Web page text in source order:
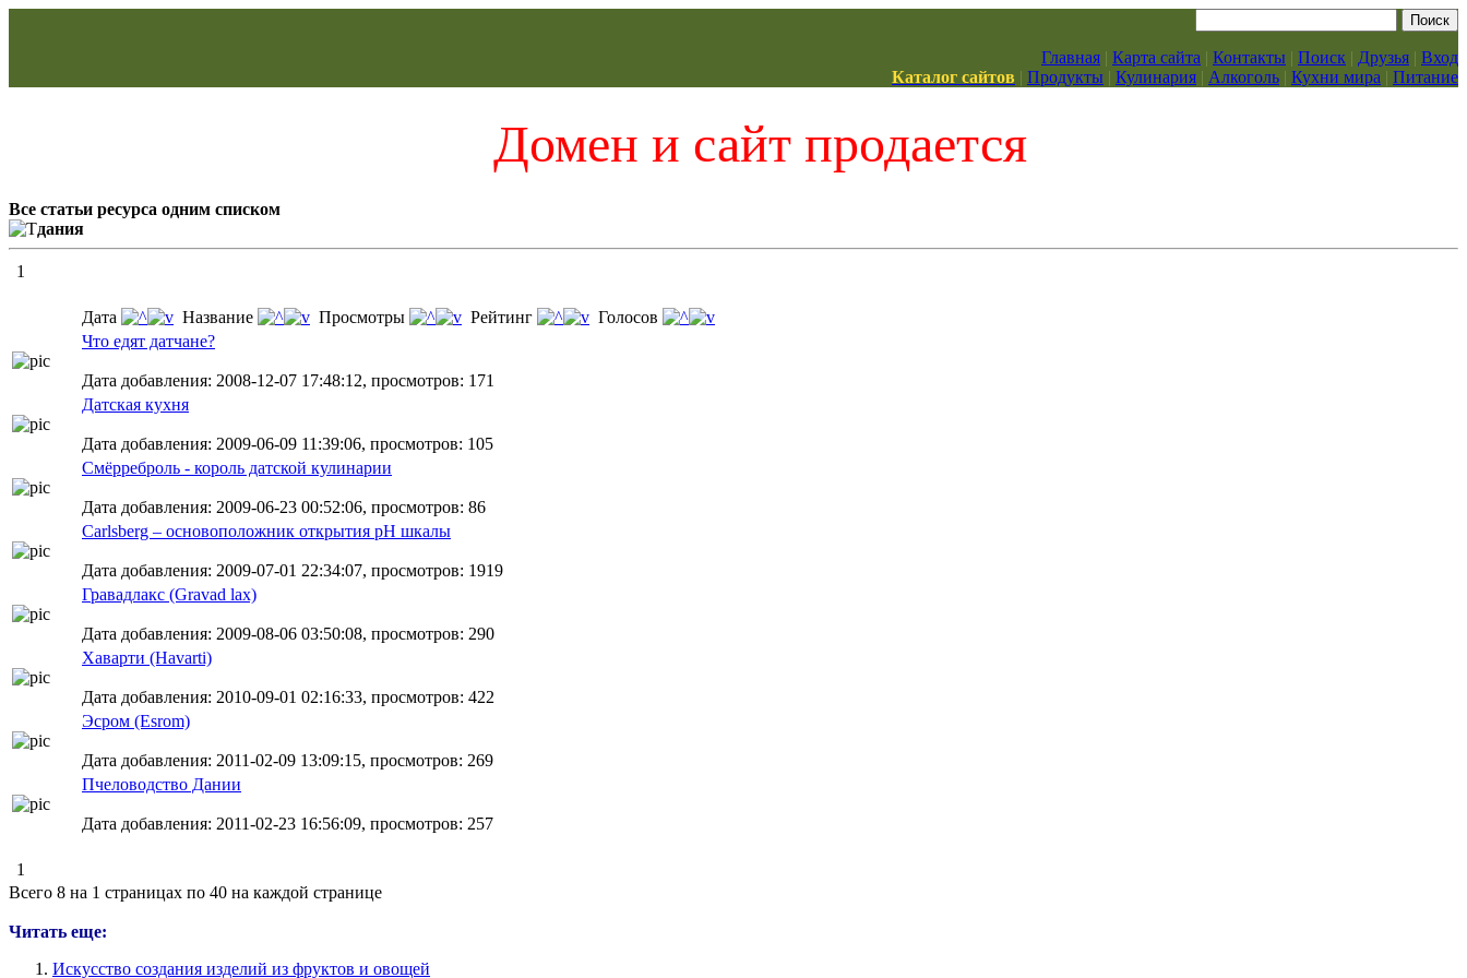
Главная | Карта сайта | Контакты | Поиск | Друзья | Вход
Каталог сайтов | Продукты | Кулинария | Алкоголь | Кухни мира | Питание
Домен и сайт продается
Все статьи ресурса одним списком
дания
1
Дата Название Просмотры Рейтинг
Голосов
Что едят датчане?
Дата добавления: 2008-12-07 17:48:12, просмотров: 171
Датская кухня
Дата добавления: 2009-06-09 11:39:06, просмотров: 105
Смёрреброль - король датской кулинарии
Дата добавления: 2009-06-23 00:52:06, просмотров: 86
Carlsberg – основоположник открытия pH шкалы
Дата добавления: 2009-07-01 22:34:07, просмотров: 1919
Гравадлакс (Gravad lax)
Дата добавления: 2009-08-06 03:50:08, просмотров: 290
Хаварти (Havarti)
Дата добавления: 2010-09-01 02:16:33, просмотров: 422
Эсром (Esrom)
Дата добавления: 2011-02-09 13:09:15, просмотров: 269
Пчеловодство Дании
Дата добавления: 2011-02-23 16:56:09, просмотров: 257
1
Всего 8 на 1 страницах по 40 на каждой странице
Читать еще:
Искусство создания изделий из фруктов и овощей